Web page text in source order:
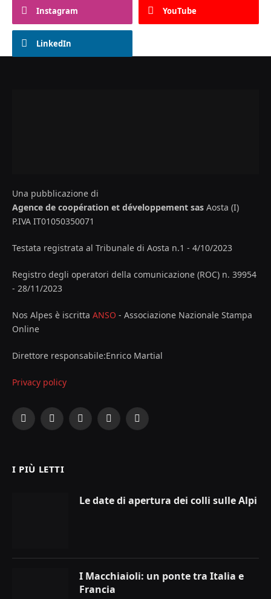
Instagram YouTube
LinkedIn
Una pubblicazione di
Agence de coopération et développement sas Aosta (I)
P.IVA IT01050350071
Testata registrata al Tribunale di Aosta n.1 - 4/10/2023
Registro degli operatori della comunicazione (ROC) n. 39954
- 28/11/2023
Nos Alpes è iscritta ANSO - Associazione Nazionale Stampa
Online
Direttore responsabile:Enrico Martial
Privacy policy
Facebook
X
InstagramYouTubeLinkedIn
I PIÙ LETTI
Le date di apertura dei colli sulle Alpi
I Macchiaioli: un ponte tra Italia e
Francia